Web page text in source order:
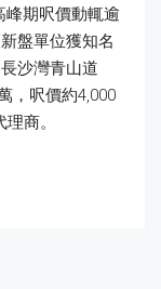
峰期呎價動輒逾
盤單位獲知名
沙灣青山道
，呎價約4,000
商。